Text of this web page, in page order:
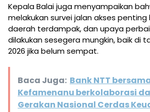
Kepala Balai juga menyampaikan
melakukan survei jalan akses
daerah terdampak, dan upaya
dilakukan sesegera mungkin, baik di
2026 jika belum sempat.
Baca Juga: Bank NTT
Kefamenanu berkolaborasi
Gerakan Nasional Cerdas